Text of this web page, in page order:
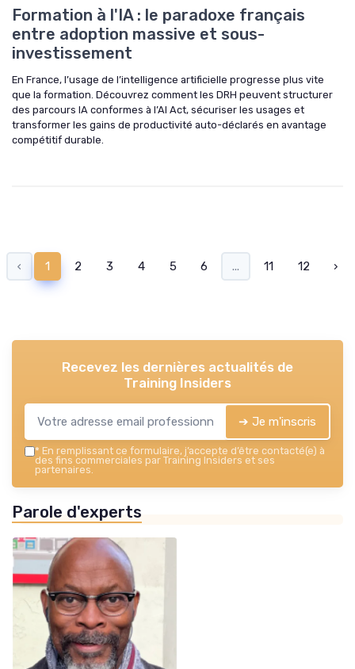
Formation à l'IA : le paradoxe français
entre adoption massive et sous-
investissement
En France, l’usage de l’intelligence artificielle progresse plus vite
que la formation. Découvrez comment les DRH peuvent structurer
des parcours IA conformes à l’AI Act, sécuriser les usages et
transformer les gains de productivité auto-déclarés en avantage
compétitif durable.
‹ 1 2 3 4 5 6 ... 11 12 ›
Recevez les dernières actualités de
Training Insiders
➔ Je m'inscris
* En remplissant ce formulaire, j’accepte d’être contacté(e) à
des fins commerciales par Training Insiders et ses
partenaires.
Parole d'experts